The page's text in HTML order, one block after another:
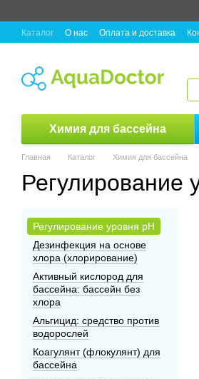
Каталог О нас Оплата и доставка
Химия для бассейна
Главная Каталог Химия для бассейна
Регулирование
Регулирование уровня pH
Дезинфекция на основе
хлора (хлорирование)
Активный кислород для
бассейна: бассейн без
хлора
Альгицид: средство против
водорослей
Коагулянт (флокулянт) для
бассейна